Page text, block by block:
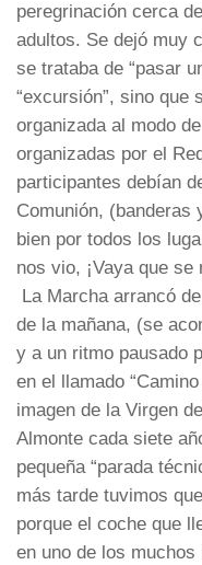
peregrinación cerca
adultos. Se dejó muy
se trataba de “pasar
“excursión”, sino que
organizada al modo
organizadas por el
participantes debían
Comunión, (banderas
bien por todos los
nos vio, ¡Vaya que
La Marcha arrancó
de la mañana, (se
y a un ritmo pausado
en el llamado
imagen de la Virgen
Almonte cada siete
pequeña “parada
más tarde tuvimos
porque el coche que
en uno de los muchos